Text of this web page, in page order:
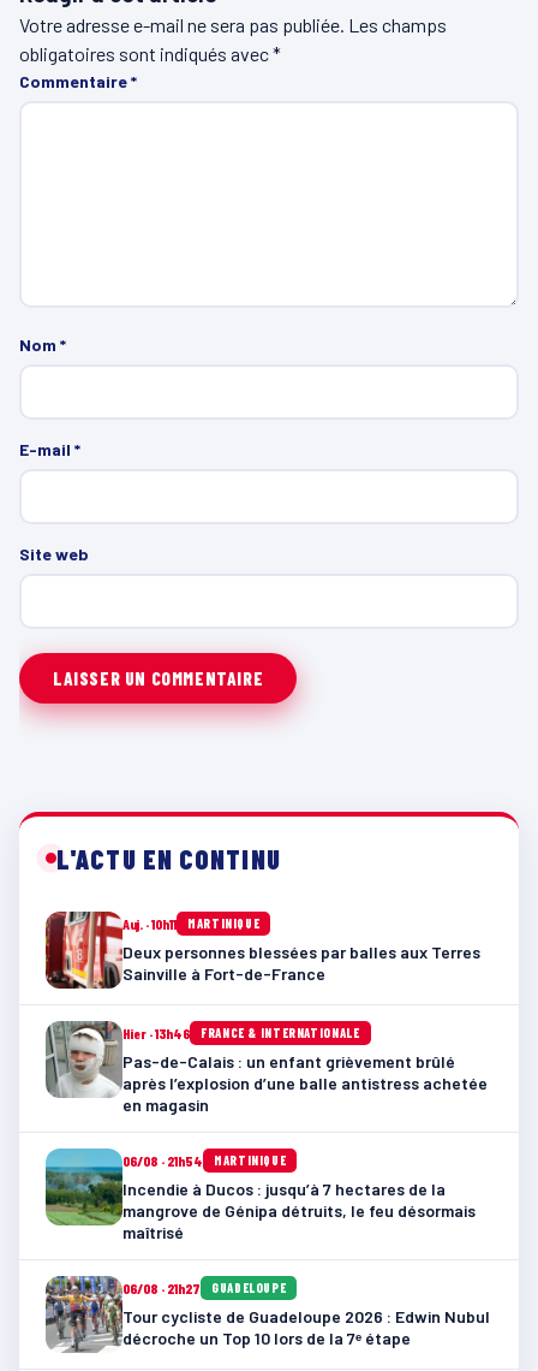
Votre adresse e-mail ne sera pas publiée. Les champs
obligatoires sont indiqués avec*
Commentaire*
Nom *
E-mail *
Site web
L'ACTU EN CONTINU
Auj. · 10h11 MARTINIQUE
Deux personnes blessées par balles aux Terres
Sainville à Fort-de-France
Hier · 13h46 FRANCE & INTERNATIONALE
Pas-de-Calais : un enfant grièvement brûlé
après l’explosion d’une balle antistress achetée
en magasin
06/08 · 21h54 MARTINIQUE
Incendie à Ducos : jusqu’à 7 hectares de la
mangrove de Génipa détruits, le feu désormais
maîtrisé
06/08 · 21h27 GUADELOUPE
Tour cycliste de Guadeloupe 2026 : Edwin Nubul
décroche un Top 10 lors de la 7ᵉ étape